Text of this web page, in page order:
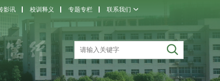
影讯 校训释义 专题专栏 联系我们